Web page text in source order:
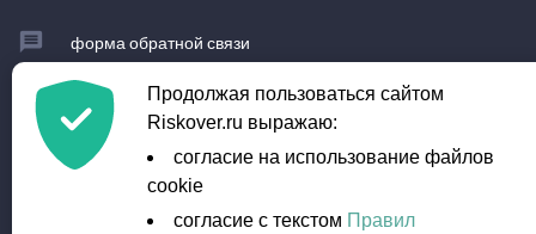
форма обратной связи
+7 (903) 779-23-95
info@riskover.ru
Продолжая пользоваться сайтом
Riskover.ru выражаю:
согласие на использование файлов
cookie
согласие с текстом Правил